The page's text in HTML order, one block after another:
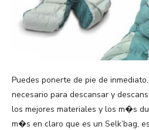
Puedes ponerte de pie de
necesario para descansar y
los mejores materiales y los m�s
m�s en claro que es un Selk’bag,